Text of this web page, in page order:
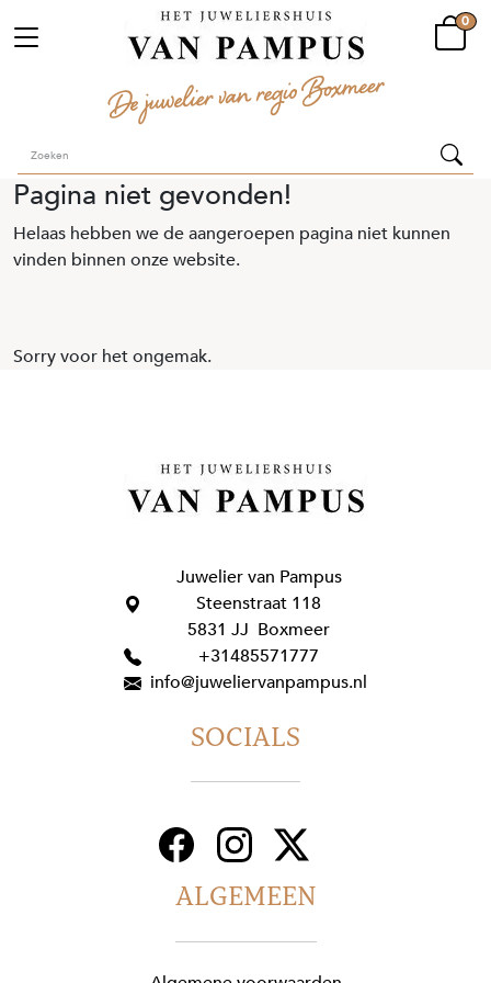
0
Pagina niet gevonden!
Helaas hebben we de aangeroepen pagina niet kunnen
vinden binnen onze website.
Sorry voor het ongemak.
Juwelier van Pampus
Steenstraat 118
5831 JJ Boxmeer
+31485571777
info@juweliervanpampus.nl
ALGEMEEN
SOCIALS